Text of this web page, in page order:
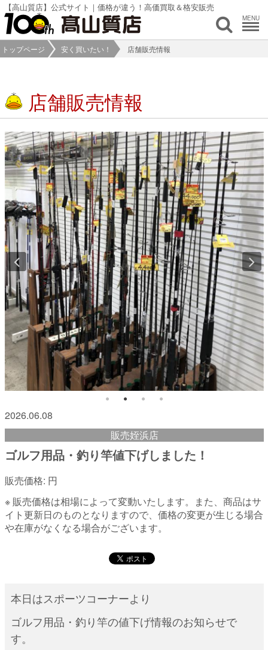
【高山質店】公式サイト｜価格が違う！高価買取＆格安販売
MENU
トップページ 安く買いたい！ 店舗販売情報
店舗販売情報
2026.06.08
販売姪浜店
ゴルフ用品・釣り竿値下げしました！
販売価格: 円
※ 販売価格は相場によって変動いたします。また、商品はサ
イト更新日のものとなりますので、価格の変更が生じる場合
や在庫がなくなる場合がございます。
本日はスポーツコーナーより
ゴルフ用品・釣り竿の値下げ情報のお知らせで
す。